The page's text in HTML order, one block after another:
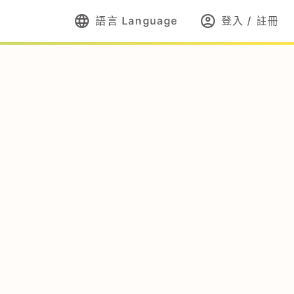
language 語言 Language account_circle 登入 / 註冊